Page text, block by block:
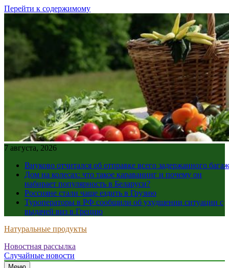
Перейти к содержимому
7 августа, 2026
Внуково отчитался об отправке всего задержанного
Дом на колесах: что такое караванинг и почему он
набирает популярность в Беларуси?
Россияне стали чаще ездить в Грузию
Туроператоры в РФ сообщили об ухудшении ситуации с
выдачей виз в Грецию
Натуральные продукты
Новостная рассылка
Случайные новости